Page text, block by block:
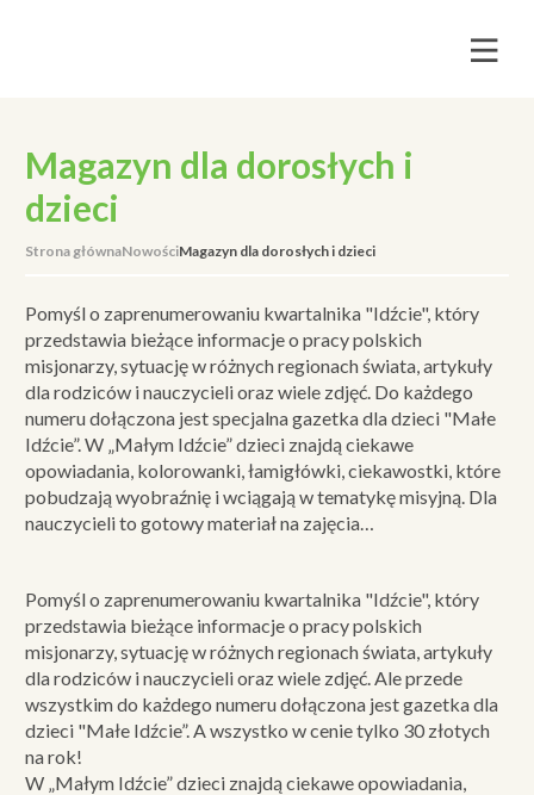
Magazyn dla dorosłych i
dzieci
Strona głównaNowościMagazyn dla dorosłych i dzieci
Pomyśl o zaprenumerowaniu kwartalnika "Idźcie", który
przedstawia bieżące informacje o pracy polskich
misjonarzy, sytuację w różnych regionach świata, artykuły
dla rodziców i nauczycieli oraz wiele zdjęć. Do każdego
numeru dołączona jest specjalna gazetka dla dzieci "Małe
Idźcie”. W „Małym Idźcie” dzieci znajdą ciekawe
opowiadania, kolorowanki, łamigłówki, ciekawostki, które
pobudzają wyobraźnię i wciągają w tematykę misyjną. Dla
nauczycieli to gotowy materiał na zajęcia…
Pomyśl o zaprenumerowaniu kwartalnika "Idźcie", który
przedstawia bieżące informacje o pracy polskich
misjonarzy, sytuację w różnych regionach świata, artykuły
dla rodziców i nauczycieli oraz wiele zdjęć. Ale przede
wszystkim do każdego numeru dołączona jest gazetka dla
dzieci "Małe Idźcie”. A wszystko w cenie tylko 30 złotych
na rok!
W „Małym Idźcie” dzieci znajdą ciekawe opowiadania,